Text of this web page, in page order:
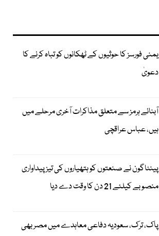
یمنی فورسز کا حوثیوں کے ٹھکانوں کو تباہ کرنے کا
دعویٰ
آبنائے ہرمز سے متعلق مذاکرات آخری مرحلے میں
ہیں، عباس عراقچی
پینٹاگون نے صنعتوں کو ہتھیاروں کی تیز پیداواری
منصوبے کیلئے 21 دن کا وقت دے دیا
پاک، ترک، سعودیہ دفاعی معاہدے میں مصر بھی